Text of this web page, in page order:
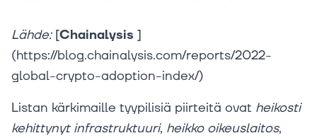
Lähde: [Chainalysis ]
(https://blog.chainalysis.com/reports/2022-
global-crypto-adoption-index/)‍
Listan kärkimaille tyypilisiä piirteitä ovat heikosti
kehittynyt infrastruktuuri, heikko oikeuslaitos,